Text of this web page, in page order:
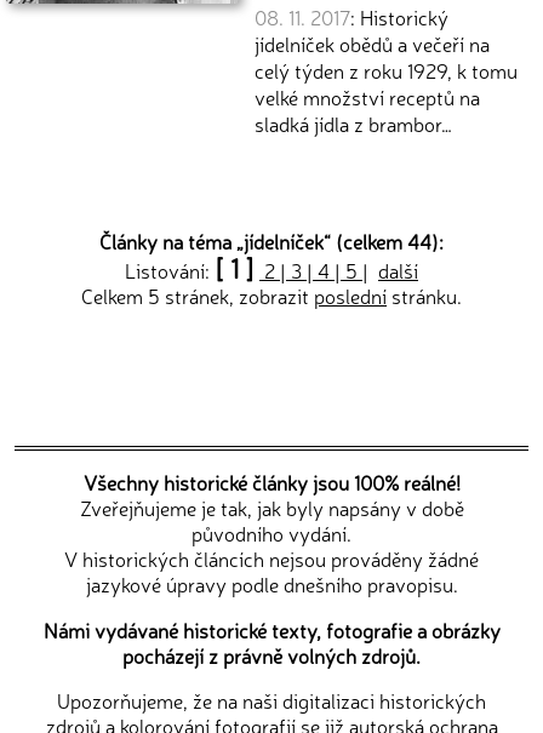
08. 11. 2017: Historický
jídelníček obědů a večeří na
celý týden z roku 1929, k tomu
velké množství receptů na
sladká jídla z brambor…
Články na téma „jídelníček“ (celkem 44):
Listování: [ 1 ] 2 | 3 | 4 | 5 | další
Celkem 5 stránek, zobrazit poslední stránku.
Všechny historické články jsou 100% reálné!
Zveřejňujeme je tak, jak byly napsány v době
původního vydání.
V historických článcích nejsou prováděny žádné
jazykové úpravy podle dnešního pravopisu.
Námi vydávané historické texty, fotografie a obrázky
pocházejí z právně volných zdrojů.
Upozorňujeme, že na naši digitalizaci historických
zdrojů a kolorování fotografií se již autorská ochrana